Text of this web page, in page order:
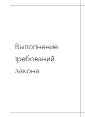
Выполнение
требований
закона